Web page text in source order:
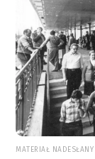
MATERIAŁ NADESŁANY